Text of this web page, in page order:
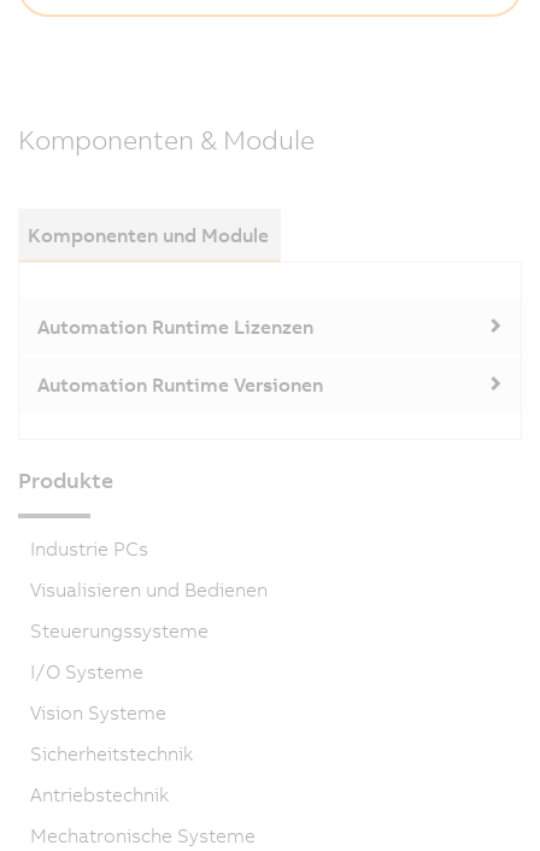
Komponenten & Module
Komponenten und Module
Automation Runtime Lizenzen
Automation Runtime Versionen
Produkte
Industrie PCs
Visualisieren und Bedienen
Steuerungssysteme
I/O Systeme
Vision Systeme
Sicherheitstechnik
Antriebstechnik
Mechatronische Systeme